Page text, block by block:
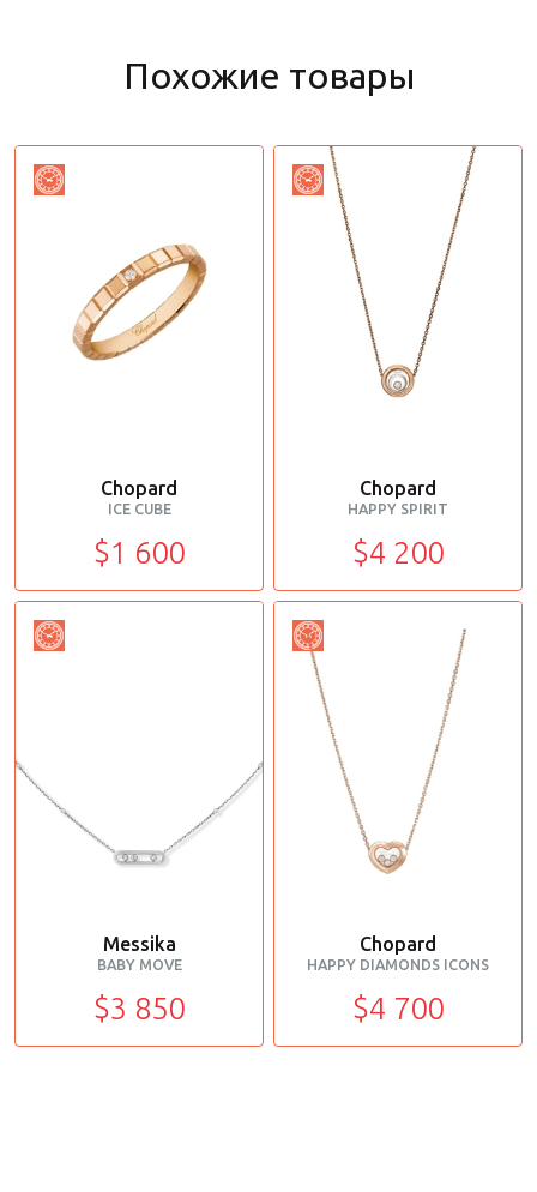
Похожие товары
Chopard
ICE CUBE
$1 600
Chopard
HAPPY SPIRIT
$4 200
Messika
BABY MOVE
$3 850
Chopard
HAPPY DIAMONDS ICONS
$4 700